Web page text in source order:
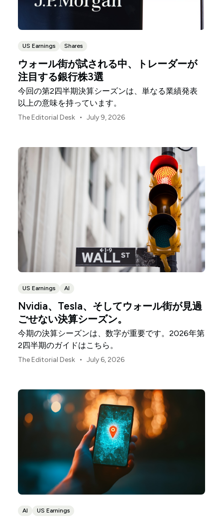
US Earnings Shares
ウォール街が試される中、トレーダーが
注目する銀行株3選
今回の第2四半期決算シーズンは、単なる業績発表
以上の意味を持っています。
The Editorial Desk • July 9, 2026
US Earnings AI
Nvidia、Tesla、そしてウォール街が見過
ごせない決算シーズン。
今期の決算シーズンは、数字が重要です。2026年第
2四半期のガイドはこちら。
The Editorial Desk • July 6, 2026
AI US Earnings